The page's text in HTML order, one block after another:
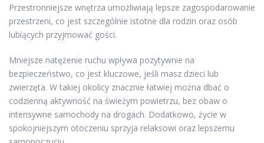
Przestronniejsze wnętrza umożliwiają lepsze zagospodarowanie
przestrzeni, co jest szczególnie istotne dla rodzin oraz osób
lubiących przyjmować gości.
Mniejsze natężenie ruchu wpływa pozytywnie na
bezpieczeństwo, co jest kluczowe, jeśli masz dzieci lub
zwierzęta. W takiej okolicy znacznie łatwiej można dbać o
codzienną aktywność na świeżym powietrzu, bez obaw o
intensywne samochody na drogach. Dodatkowo, życie w
spokojniejszym otoczeniu sprzyja relaksowi oraz lepszemu